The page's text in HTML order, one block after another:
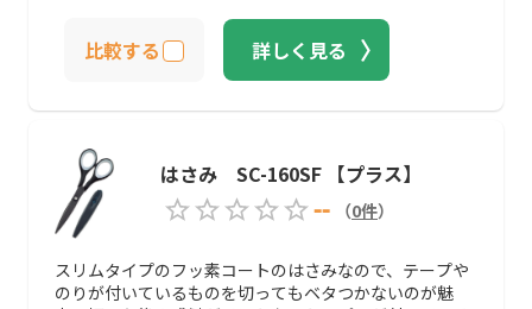
ので、目の不自由な方でも安心して使えるでしょう。
比較する 詳しく見る
はさみ SC-160SF 【プラス】
--
（0件）
スリムタイプのフッ素コートのはさみなので、テープや
のりが付いているものを切ってもベタつかないのが魅